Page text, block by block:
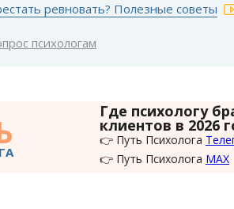
ревновать? Полезные советы
психологам
Где психологу
клиентов в 2026
👉 Путь Психолога
👉 Путь Психолога MAX